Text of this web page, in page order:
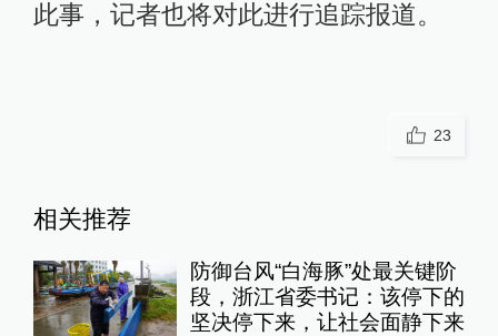
此事，记者也将对此进行追踪报道。
23
相关推荐
防御台风“白海豚”处最关键阶
段，浙江省委书记：该停下的
坚决停下来，让社会面静下来